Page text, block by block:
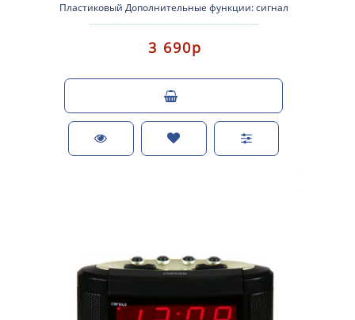
Пластиковый Дополнительные функции: сигнал
beep Размер: 150х76х78 мм. ..
3 690р